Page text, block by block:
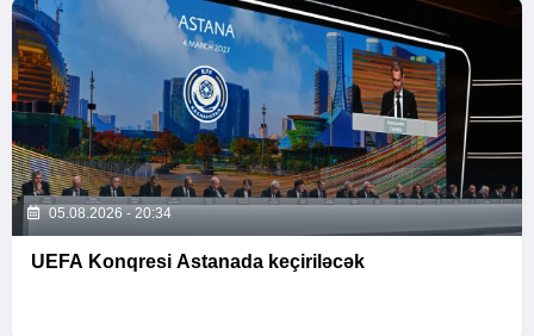
05.08.2026 - 20:34
UEFA Konqresi Astanada keçiriləcək